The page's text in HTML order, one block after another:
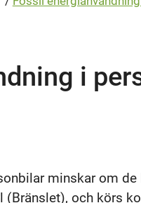
i
minskar om
och körs